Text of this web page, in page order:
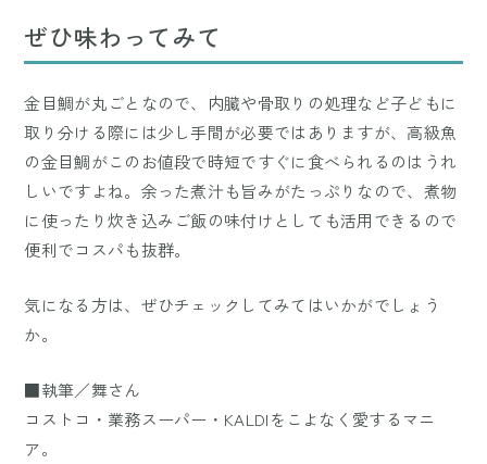
ぜひ味わってみて
金目鯛が丸ごとなので、内臓や骨取りの処理など子どもに
取り分ける際には少し手間が必要ではありますが、高級魚
の金目鯛がこのお値段で時短ですぐに食べられるのはうれ
しいですよね。余った煮汁も旨みがたっぷりなので、煮物
に使ったり炊き込みご飯の味付けとしても活用できるので
便利でコスパも抜群。
気になる方は、ぜひチェックしてみてはいかがでしょう
か。
■執筆／舞さん
コストコ・業務スーパー・KALDIをこよなく愛するマニ
ア。